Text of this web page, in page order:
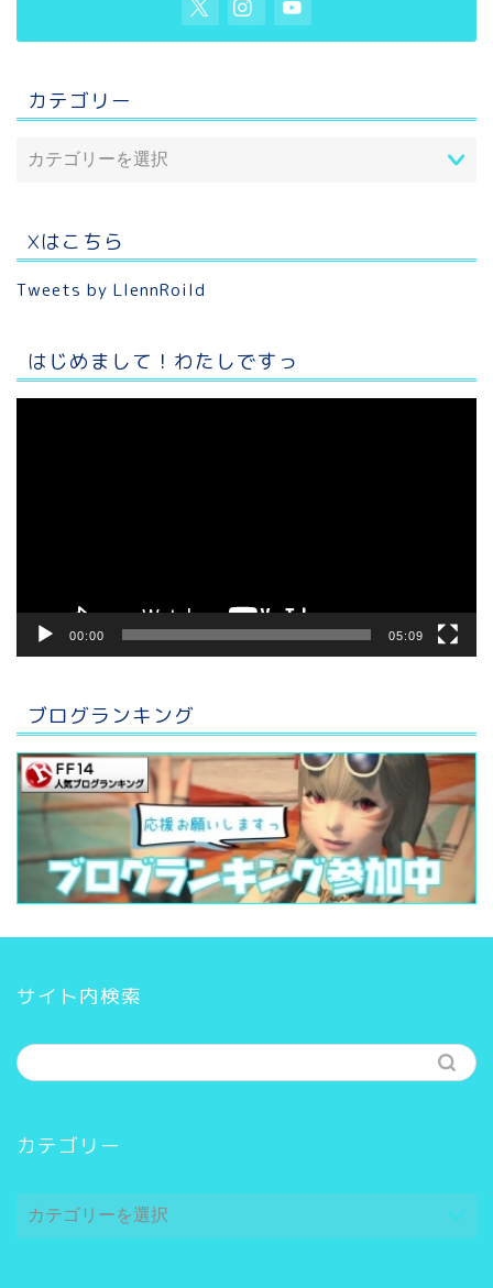
カテゴリー
Xはこちら
Tweets by LlennRoild
はじめまして！わたしですっ
00:00 05:09
ブログランキング
サイト内検索
カテゴリー
テ